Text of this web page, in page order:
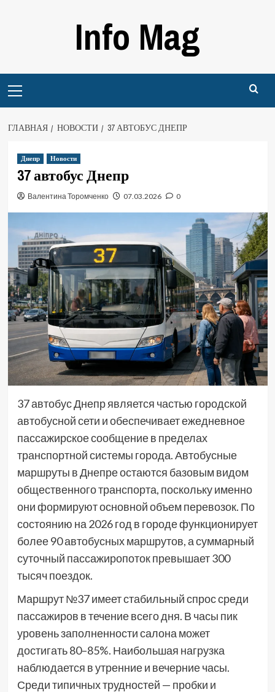
Info Mag
Menu
ГЛАВНАЯ НОВОСТИ 37 АВТОБУС ДНЕПР
Днепр Новости
37 автобус Днепр
Валентина Торомченко 07.03.2026 0
37 автобус Днепр является частью городской
автобусной сети и обеспечивает ежедневное
пассажирское сообщение в пределах
транспортной системы города. Автобусные
маршруты в Днепре остаются базовым видом
общественного транспорта, поскольку именно
они формируют основной объем перевозок. По
состоянию на 2026 год в городе функционирует
более 90 автобусных маршрутов, а суммарный
суточный пассажиропоток превышает 300
тысяч поездок.
Маршрут №37 имеет стабильный спрос среди
пассажиров в течение всего дня. В часы пик
уровень заполненности салона может
достигать 80–85%. Наибольшая нагрузка
наблюдается в утренние и вечерние часы.
Среди типичных трудностей — пробки и